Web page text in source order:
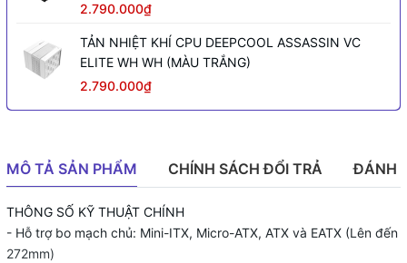
2.790.000₫
TẢN NHIỆT KHÍ CPU DEEPCOOL ASSASSIN VC
ELITE WH WH (MÀU TRẮNG)
2.790.000₫
MÔ TẢ SẢN PHẨM CHÍNH SÁCH ĐỔI TRẢ ĐÁNH
THÔNG SỐ KỸ THUẬT CHÍNH
- Hỗ trợ bo mạch chủ: Mini-ITX, Micro-ATX, ATX và EATX (Lên đến
272mm)